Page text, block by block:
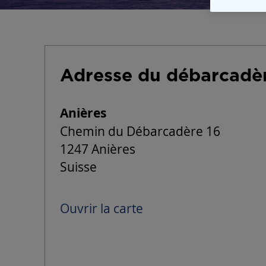
Adresse du
Anières
Chemin du Débarcadère 16
1247 Anières
Suisse
Ouvrir la carte